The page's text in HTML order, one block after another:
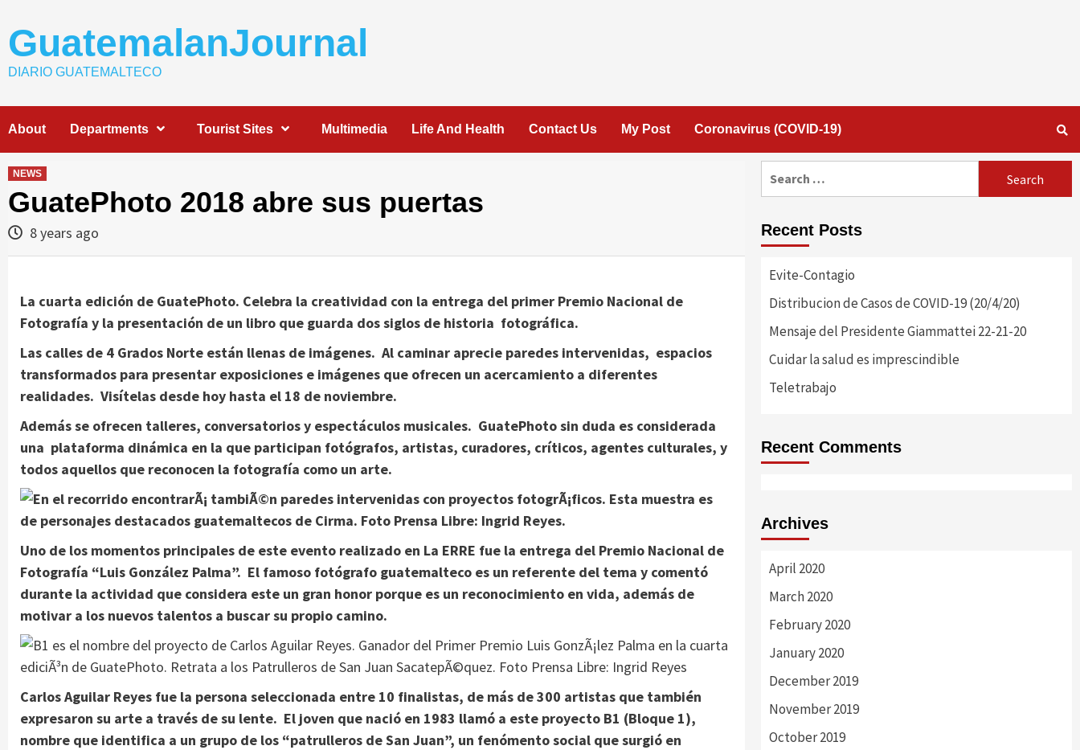
content
GuatemalanJournal
DIARIO GUATEMALTECO
About Departments Tourist Sites Multimedia Life And Health Contact Us My Post Coronavirus (COVID-19)
NEWS
GuatePhoto 2018 abre sus puertas
8 years ago
La cuarta edición de GuatePhoto. Celebra la creatividad con la entrega del primer Premio Nacional de
Fotografía y la presentación de un libro que guarda dos siglos de historia fotográfica.
Las calles de 4 Grados Norte están llenas de imágenes. Al caminar aprecie paredes intervenidas, espacios
transformados para presentar exposiciones e imágenes que ofrecen un acercamiento a diferentes
realidades. Visítelas desde hoy hasta el 18 de noviembre.
Además se ofrecen talleres, conversatorios y espectáculos musicales. GuatePhoto sin duda es considerada
una plataforma dinámica en la que participan fotógrafos, artistas, curadores, críticos, agentes culturales, y
todos aquellos que reconocen la fotografía como un arte.
Uno de los momentos principales de este evento realizado en La ERRE fue la entrega del Premio Nacional de
Fotografía “Luis González Palma”. El famoso fotógrafo guatemalteco es un referente del tema y comentó
durante la actividad que considera este un gran honor porque es un reconocimiento en vida, además de
motivar a los nuevos talentos a buscar su propio camino.
Carlos Aguilar Reyes fue la persona seleccionada entre 10 finalistas, de más de 300 artistas que también
expresaron su arte a través de su lente. El joven que nació en 1983 llamó a este proyecto B1 (Bloque 1),
nombre que identifica a un grupo de los “patrulleros de San Juan”, un fenómento social que surgió en
Recent Posts
Evite-Contagio
Distribucion de Casos de COVID-19 (20/4/20)
Mensaje del Presidente Giammattei 22-21-20
Cuidar la salud es imprescindible
Teletrabajo
Recent Comments
Archives
April 2020
March 2020
February 2020
January 2020
December 2019
November 2019
October 2019